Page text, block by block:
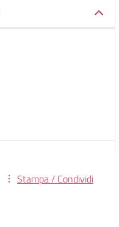
Stampa / Condividi